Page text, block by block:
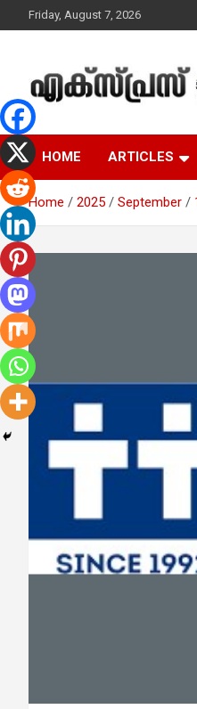
to
Friday, August 7, 2026
Express
News
Malayalam Christian News
HOME ARTICLES
Home 2025 September